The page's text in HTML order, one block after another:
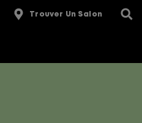
Trouver Un Salon